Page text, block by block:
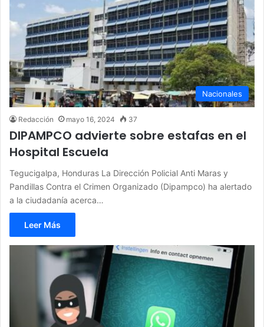
Nacionales
Redacción mayo 16, 2024 37
DIPAMPCO advierte sobre estafas en el
Hospital Escuela
Tegucigalpa, Honduras La Dirección Policial Anti Maras y
Pandillas Contra el Crimen Organizado (Dipampco) ha alertado
a la ciudadanía acerca…
Leer Más